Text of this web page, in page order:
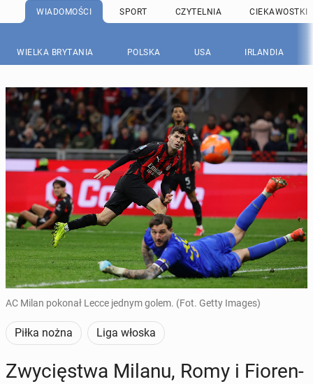
WIADOMOŚCI SPORT CZYTELNIA CIEKAWOSTKI
WIELKA BRYTANIA POLSKA USA IRLANDIA
AC Milan pokonał Lecce jednym golem. (Fot. Getty Images)
Piłka nożna Liga włoska
Zwy­cię­stwa Milanu, Romy i Fio­ren­